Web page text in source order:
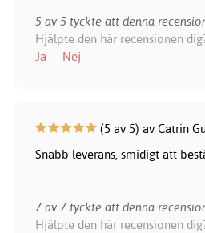
5 av 5 tyckte att denna
Hjälpte den här recensionen
Ja
Nej
(5 av 5) av Catrin
Snabb leverans, smidigt att
7 av 7 tyckte att denna
Hjälpte den här recensionen